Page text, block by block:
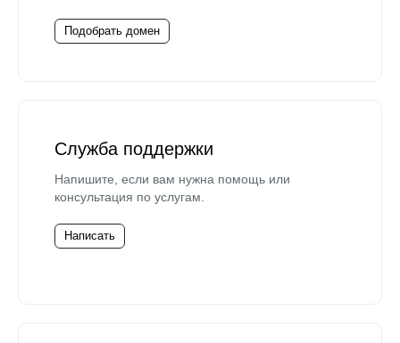
Подобрать домен
Служба поддержки
Напишите, если вам нужна помощь или
консультация по услугам.
Написать